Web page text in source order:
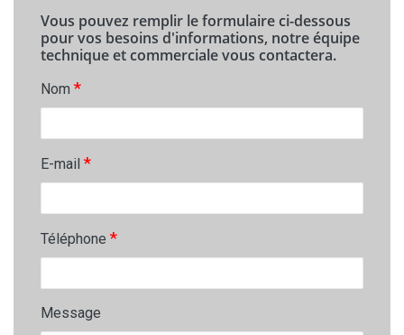
Vous pouvez remplir le formulaire ci-dessous
pour vos besoins d'informations, notre équipe
technique et commerciale vous contactera.
Nom *
E-mail *
Téléphone *
Message